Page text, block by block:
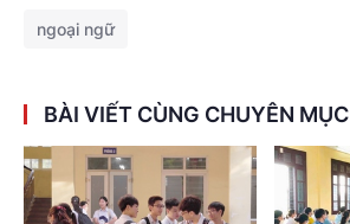
ngoại ngữ
BÀI VIẾT CÙNG CHUYÊN MỤC